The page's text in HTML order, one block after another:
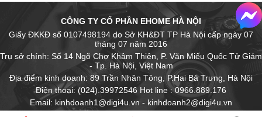
CÔNG TY CỔ PHẦN EHOME HÀ NỘI
Giấy ĐKKĐ số 0107498194 do Sở KH&ĐT TP Hà Nội cấp ngày 07
tháng 07 năm 2016
Trụ sở chính: Số 14 Ngõ Chợ Khâm Thiên, P. Văn Miếu Quốc Tử Giám
- Tp. Hà Nội, Việt Nam
Địa điểm kinh doanh: 89 Trần Nhân Tông, P.Hai Bà Trưng, Hà Nội
Điện thoại: (024).39972546 Hot line : 0966.889.176
Email: kinhdoanh1@digi4u.vn - kinhdoanh2@digi4u.vn